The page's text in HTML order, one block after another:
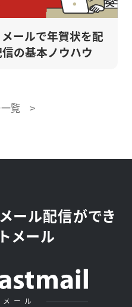
ールで年賀状を配
の基本ノウハウ
一覧 >
ール配信ができ
メール
ール